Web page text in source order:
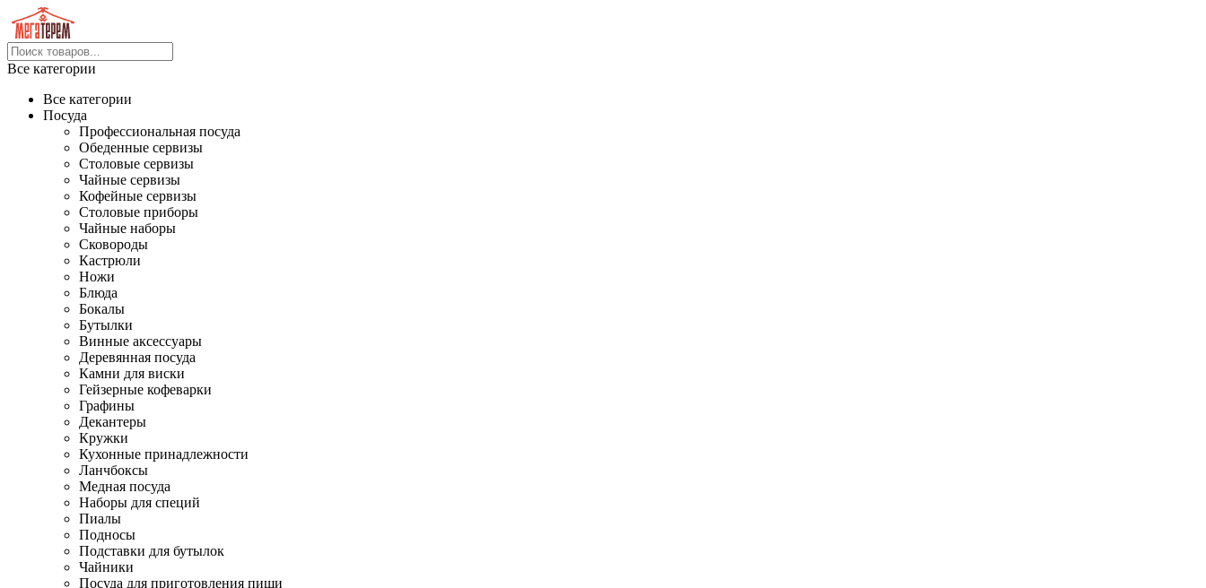
Все категории
Все категории
Посуда
Профессиональная посуда
Обеденные сервизы
Столовые сервизы
Чайные сервизы
Кофейные сервизы
Столовые приборы
Чайные наборы
Сковороды
Кастрюли
Ножи
Блюда
Бокалы
Бутылки
Винные аксессуары
Деревянная посуда
Камни для виски
Гейзерные кофеварки
Графины
Декантеры
Кружки
Кухонные принадлежности
Ланчбоксы
Медная посуда
Наборы для специй
Пиалы
Подносы
Подставки для бутылок
Чайники
Посуда для приготовления пищи